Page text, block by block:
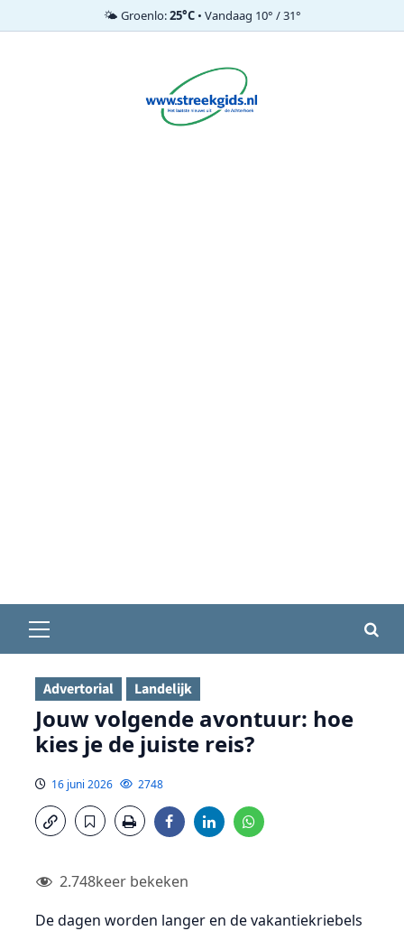
🌤️ Groenlo:25°C• Vandaag 10° / 31°
menu
Advertorial Landelijk
Jouw volgende avontuur: hoe
kies je de juiste reis?
16 juni 2026 2748
2.748keer bekeken
De dagen worden langer en de vakantiekriebels